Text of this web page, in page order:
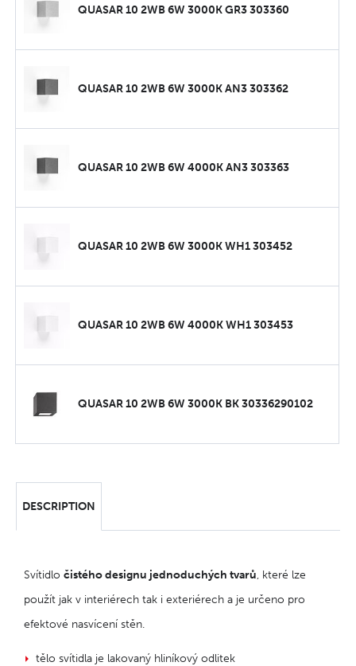
QUASAR 10 2WB 6W 3000K GR3 303360
QUASAR 10 2WB 6W 3000K AN3 303362
QUASAR 10 2WB 6W 4000K AN3 303363
QUASAR 10 2WB 6W 3000K WH1 303452
QUASAR 10 2WB 6W 4000K WH1 303453
QUASAR 10 2WB 6W 3000K BK 30336290102
DESCRIPTION
Svítidlo čistého designu jednoduchých tvarů, které lze
použít jak v interiérech tak i exteriérech a je určeno pro
efektové nasvícení stěn.
tělo svítidla je lakovaný hliníkový odlitek